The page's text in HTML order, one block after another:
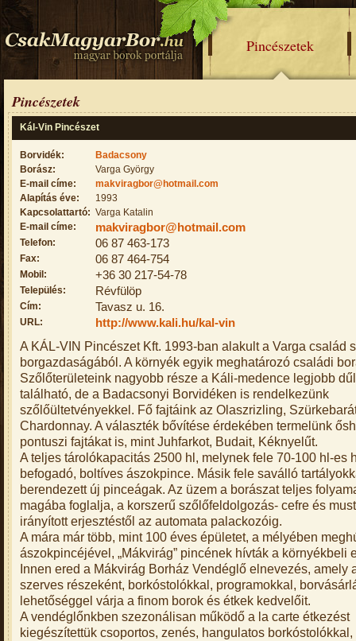
Pincészetek
Pincészetek
Kál-Vin Pincészet
Borvidék:
Badacsony
Borász:
Varga György
E-mail címe:
makviragbor@hotmail.com
Alapítás éve:
1993
Kapcsolattartó: Varga Katalin
E-mail címe:
makviragbor@hotmail.com
Telefon: 06 87 463-173
Fax: 06 87 464-754
Mobil: +36 30 217-54-78
Település: Révfülöp
Cím: Tavasz u. 16.
URL: http://www.kali.hu/kal-vin
A KÁL-VIN Pincészet Kft. 1993-ban alakult a Varga család
borgazdaságából. A környék egyik meghatározó családi
Szőlőterületeink nagyobb része a Káli-medence legjobb
található, de a Badacsonyi Borvidéken is rendelkezünk
szőlőültetvényekkel. Fő fajtáink az Olaszrizling,
Chardonnay. A választék bővítése érdekében termelünk
pontuszi fajtákat is, mint Juhfarkot, Budait, Kéknyelűt.
A teljes tárolókapacitás 2500 hl, melynek fele 70-100 hl-es
befogadó, boltíves ászokpince. Másik fele saválló
berendezett új pinceágak. Az üzem a borászat teljes
magába foglalja, a korszerű szőlőfeldolgozás- cefre és
irányított erjesztéstől az automata palackozóig.
A mára már több, mint 100 éves épületet, a mélyében
ászokpincéjével, „Mákvirág” pincének hívták a környékbeli
Innen ered a Mákvirág Borház Vendéglő elnevezés, amely
szerves részeként, borkóstolókkal, programokkal,
lehetőséggel várja a finom borok és étkek kedvelőit.
A vendéglőnkben szezonálisan működő a la carte étkezést
kiegészítettük csoportos, zenés, hangulatos